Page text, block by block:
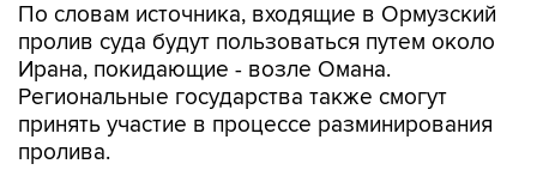
По словам источника, входящие в Ормузский
пролив суда будут пользоваться путем около
Ирана, покидающие - возле Омана.
Региональные государства также смогут
принять участие в процессе разминирования
пролива.